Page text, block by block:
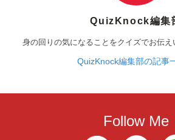
QuizKnock編集
身の回りの気になることをクイズでお伝え
QuizKnock編集部の記事
Follow Me